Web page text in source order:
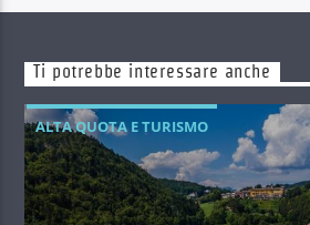
Ti potrebbe interessare anche
ALTA QUOTA E TURISMO